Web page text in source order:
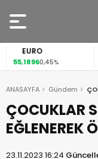
EURO
55,18960,45%
ANASAYFA Gündem
ÇOCUKLAR
EĞLENEREK
23.11.2023 16:24